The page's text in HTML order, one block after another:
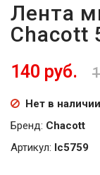
Лента
Chacott
140 руб.
Нет в наличии
Бренд: Chacott
Артикул: lc5759